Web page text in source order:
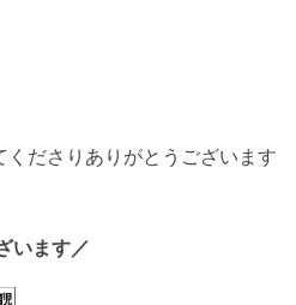
ださりありがとうございます
います／